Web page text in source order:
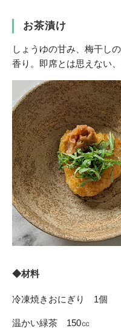
お茶漬け
しょうゆの甘み、梅干し
香り。即席とは思えない
◆材料
冷凍焼きおにぎり 1個
温かい緑茶 150㏄